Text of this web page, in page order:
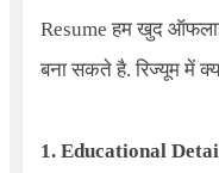
Resume हम खुद
बना सकते है. रिज्यूम में क्या
1. Educational